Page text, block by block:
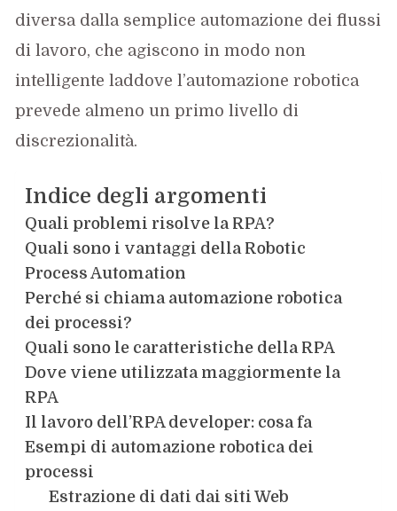
diversa dalla semplice automazione dei flussi
di lavoro, che agiscono in modo non
intelligente laddove l’automazione robotica
prevede almeno un primo livello di
discrezionalità.
Indice degli argomenti
Quali problemi risolve la RPA?
Quali sono i vantaggi della Robotic
Process Automation
Perché si chiama automazione robotica
dei processi?
Quali sono le caratteristiche della RPA
Dove viene utilizzata maggiormente la
RPA
Il lavoro dell’RPA developer: cosa fa
Esempi di automazione robotica dei
processi
Estrazione di dati dai siti Web